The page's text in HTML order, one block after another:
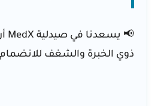
📢 يسعدنا في صيدلية MedX
ذوي الخبرة والشغف للانضمام